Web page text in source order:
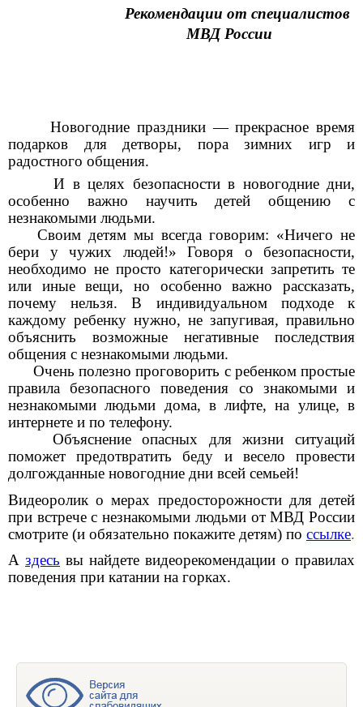
Рекомендации от специалистов
МВД России
Новогодние праздники — прекрасное время
подарков для детворы, пора зимних игр и
радостного общения.
И в целях безопасности в новогодние дни,
особенно важно научить детей общению с
незнакомыми людьми.
Своим детям мы всегда говорим: «Ничего не
бери у чужих людей!» Говоря о безопасности,
необходимо не просто категорически запретить те
или иные вещи, но особенно важно рассказать,
почему нельзя. В индивидуальном подходе к
каждому ребенку нужно, не запугивая, правильно
объяснить возможные негативные последствия
общения с незнакомыми людьми.
Очень полезно проговорить с ребенком простые
правила безопасного поведения со знакомыми и
незнакомыми людьми дома, в лифте, на улице, в
интернете и по телефону.
Объяснение опасных для жизни ситуаций
поможет предотвратить беду и весело провести
долгожданные новогодние дни всей семьей!
Видеоролик о мерах предосторожности для детей
при встрече с незнакомыми людьми от МВД России
смотрите (и обязательно покажите детям) по ссылке.
А здесь вы найдете видеорекомендации о правилах
поведения при катании на горках.